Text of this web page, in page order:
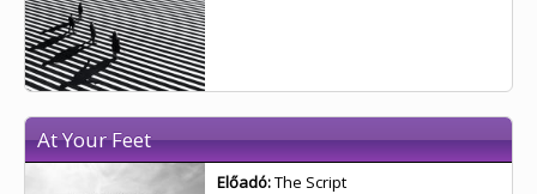
At Your Feet
Előadó:The Script